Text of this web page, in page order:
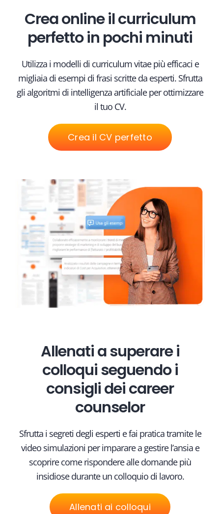
Crea online il curriculum
perfetto in pochi minuti
Utilizza i modelli di curriculum vitae più efficaci e
migliaia di esempi di frasi scritte da esperti. Sfrutta
gli algoritmi di intelligenza artificiale per ottimizzare
il tuo CV.
Crea il CV perfetto
Allenati a superare i
colloqui seguendo i
consigli dei career
counselor
Sfrutta i segreti degli esperti e fai pratica tramite le
video simulazioni per imparare a gestire l’ansia e
scoprire come rispondere alle domande più
insidiose durante un colloquio di lavoro.
Allenati ai colloqui